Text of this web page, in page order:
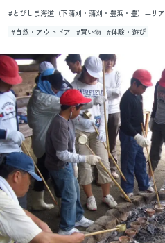
体...
#とびしま海道（下蒲刈・蒲刈・豊浜・豊）エリア
#自然・アウトドア #買い物 #体験・遊び